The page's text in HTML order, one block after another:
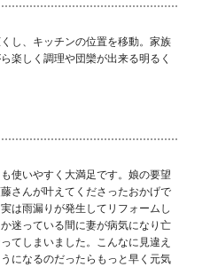
し、キッチンの位置を移動。家族
楽しく調理や団欒が出来る明るく
も使いやすく大満足です。娘の要望
さんが叶えてくださったおかげで
は雨漏りが発生してリフォームし
迷っている間に妻が病気になり亡
ってしまいました。こんなに見違え
になるのだったらもっと早く元気